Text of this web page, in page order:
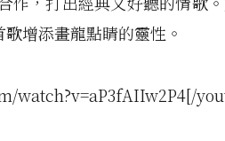
增添畫龍點睛的靈性。
watch?v=aP3fAIIw2P4[/